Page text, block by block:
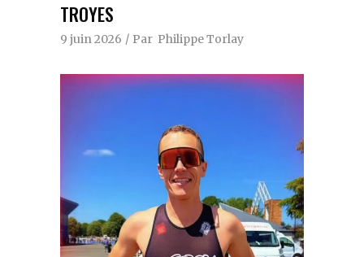
TROYES
9 juin 2026 Par Philippe Torlay